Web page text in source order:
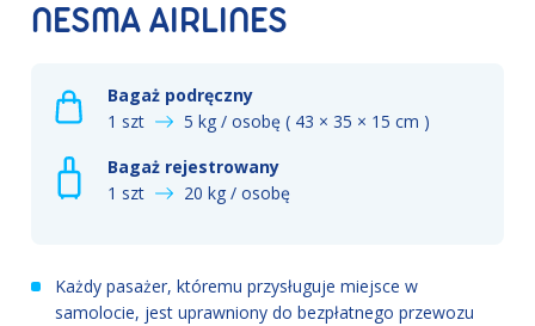
NESMA AIRLINES
Bagaż podręczny
1 szt
5 kg / osobę ( 43 × 35 × 15 cm )
Bagaż rejestrowany
1 szt
20 kg / osobę
Każdy pasażer, któremu przysługuje miejsce w
samolocie, jest uprawniony do bezpłatnego przewozu